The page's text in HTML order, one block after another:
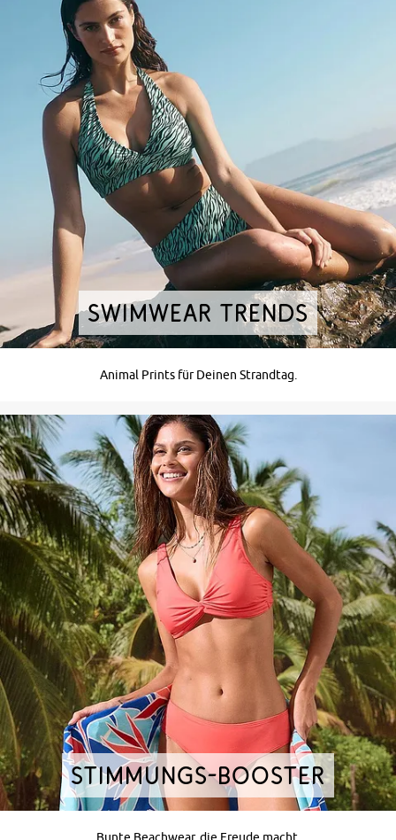
SWIMWEAR TRENDS
Animal Prints für Deinen Strandtag.
STIMMUNGS-BOOSTER​